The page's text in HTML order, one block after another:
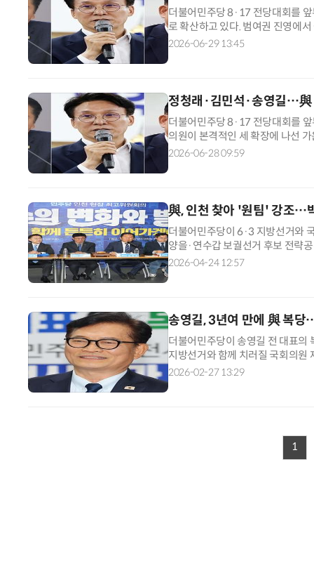
더불어민주당 8·17 전당대회를
로 확산하고 있다. 범여권 진영에
(친노무현)·친문(친문재인) 계승
2026-06-29 13:45
정청래·김민석·송영길…與
더불어민주당 8·17 전당대회를
의원이 본격적인 세 확장에 나선
등이 격화되고 있다. 28일 정치권
2026-06-28 09:59
與, 인천 찾아 '원팀' 강조…
더불어민주당이 6·3 지방선거와
양을·연수갑 보궐선거 후보 전략
지도부는 24일 인천 연수구청장
2026-04-24 12:57
송영길, 3년여 만에 與 복
더불어민주당이 송영길 전 대표의
지방선거와 함께 치러질 국회의원
에 두고 있다. 박수현 수석대변인
2026-02-27 13:29
1